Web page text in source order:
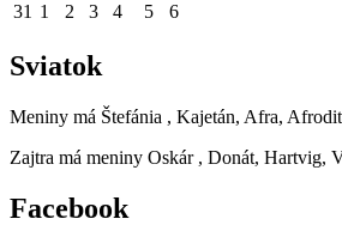
31 1 2 3 4 5 6
Sviatok
Meniny má Štefánia , Kajetán, Afra,
Zajtra má meniny Oskár , Donát, Hartvig,
Facebook